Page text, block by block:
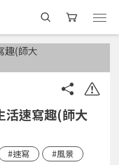
活速寫趣(師大
#速寫
#風景